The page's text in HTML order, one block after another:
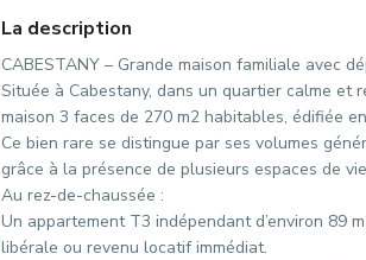
La description
CABESTANY – Grande maison familiale avec
Située à Cabestany, dans un quartier calme et
maison 3 faces de 270 m2 habitables, édifiée
Ce bien rare se distingue par ses volumes
grâce à la présence de plusieurs espaces de
Au rez-de-chaussée :
Un appartement T3 indépendant d’environ 89
libérale ou revenu locatif immédiat.